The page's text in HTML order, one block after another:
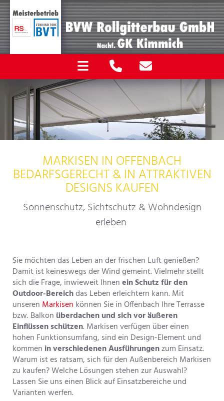
MARKISEN IN OFFENBACH
BEDARFSGERECHT & IN ATTRAKTIVEN
DESIGNS KAUFEN
Sonnenschutz, Sichtschutz & Wohndesign
erleben
Sie möchten das Leben an der frischen Luft genießen?
Damit ist keineswegs der Wind gemeint. Vielmehr stellt
sich die Frage, inwieweit Ihnenein Schutz für den
Outdoor-Bereichdas Leben erleichtern kann. Mit
unseren Markisen können Sie in Offenbach Ihre Terrasse
bzw. Balkon überdachen und sich vor äußeren
Einflüssen schützen. Markisen verfügen über einen
hohen Funktionsumfang, sind ein Design-Element und
kommen in verschiedenen Ausführungenzum Einsatz.
Warum ist es ratsam, sich für den Außenbereich Markisen
zu kaufen? Welche Lösungen stehen zur Auswahl?
Lassen Sie uns einen Blick auf Einsatzbereiche und
Varianten werfen.